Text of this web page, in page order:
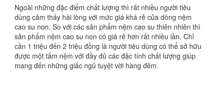
Ngoài những đặc điểm chất lượng thì rất nhiều người tiêu
dùng cảm thấy hài lòng với mức giá khá rẻ của dòng nệm
cao su non. So với các sản phẩm nệm cao su thiên nhiên thì
sản phẩm nệm cao su non có giá rẻ hơn rất nhiều lần. Chỉ
cần 1 triệu đến 2 triệu đồng là người tiêu dùng có thể sở hữu
được một tấm nệm với đầy đủ các đặc tính chất lượng giúp
mang đến những giấc ngủ tuyệt vời hàng đêm.